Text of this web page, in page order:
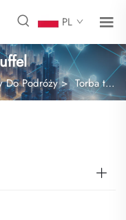
PL
Do Podróży> Torba typu duffel